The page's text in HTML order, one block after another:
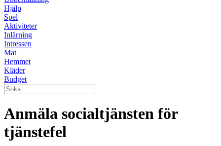
Hjälp
Spel
Aktiviteter
Inlärning
Intressen
Mat
Hemmet
Kläder
Budget
Anmäla socialtjänsten för
tjänstefel